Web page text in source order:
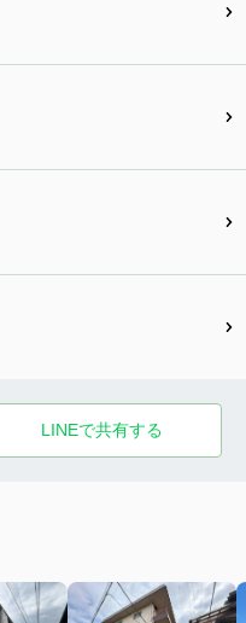
LINEで共有する